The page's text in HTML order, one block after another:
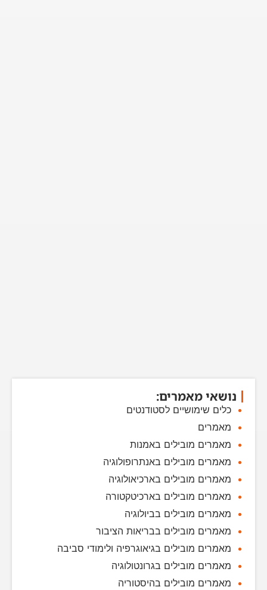
נושאי מאמרים:
כלים שימושיים לסטודנטים
מאמרים
מאמרים מובילים באמנות
מאמרים מובילים באנתרופולוגיה
מאמרים מובילים בארכיאולוגיה
מאמרים מובילים בארכיטקטורה
מאמרים מובילים בביולוגיה
מאמרים מובילים בבריאות הציבור
מאמרים מובילים בגיאוגרפיה ולימודי סביבה
מאמרים מובילים בגרונטולוגיה
מאמרים מובילים בהיסטוריה